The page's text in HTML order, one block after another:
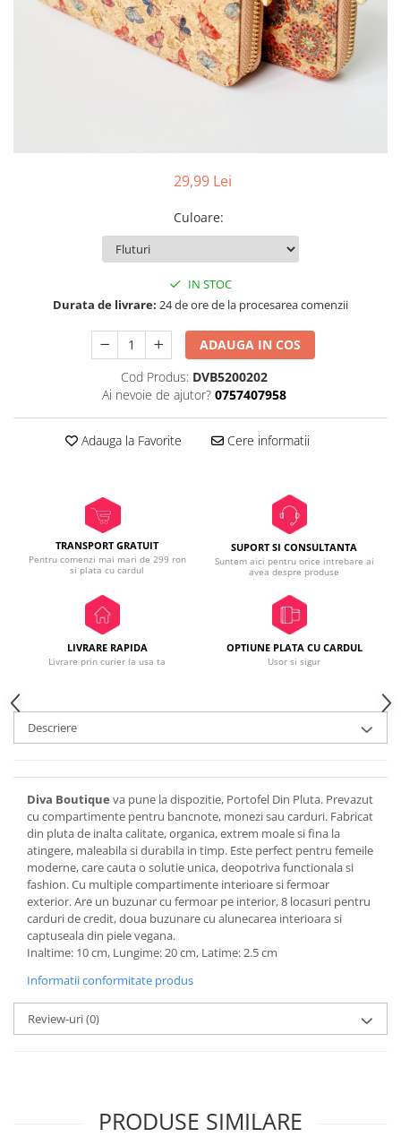
29,99 Lei
Culoare:
IN STOC
Durata de livrare: 24 de ore de la procesarea comenzii
ADAUGA IN COS
Cod Produs: DVB5200202
Ai nevoie de ajutor? 0757407958
Adauga la Favorite Cere informatii
TRANSPORT GRATUIT
Pentru comenzi mai mari de 299 ron
si plata cu cardul
SUPORT SI CONSULTANTA
Suntem aici pentru orice intrebare ai
avea despre produse
LIVRARE RAPIDA
Livrare prin curier la usa ta
OPTIUNE PLATA CU CARDUL
Usor si sigur
Descriere
Diva Boutique va pune la dispozitie, Portofel Din Pluta. Prevazut
cu compartimente pentru bancnote, monezi sau carduri. Fabricat
din pluta de inalta calitate, organica, extrem moale si fina la
atingere, maleabila si durabila in timp. Este perfect pentru femeile
moderne, care cauta o solutie unica, deopotriva functionala si
fashion. Cu multiple compartimente interioare si fermoar
exterior. Are un buzunar cu fermoar pe interior, 8 locasuri pentru
carduri de credit, doua buzunare cu alunecarea interioara si
captuseala din piele vegana.
Inaltime: 10 cm, Lungime: 20 cm, Latime: 2.5 cm
Informatii conformitate produs
Review-uri(0)
PRODUSE SIMILARE